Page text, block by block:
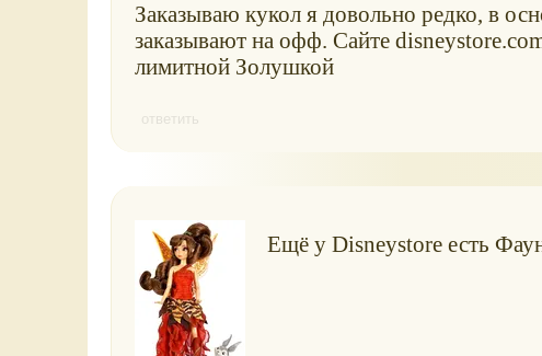
Заказываю кукол я довольно редко, в
заказывают на офф. Сайте
лимитной Золушкой
ответить
Ещё у Disneystore есть